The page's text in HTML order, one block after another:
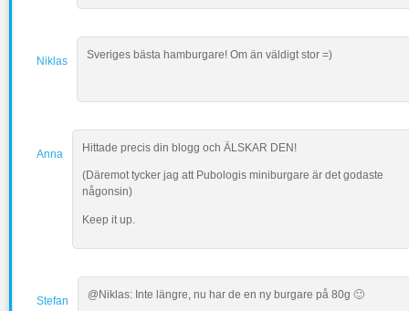
Niklas Sveriges bästa hamburgare! Om än väldigt stor =)
Anna Hittade precis din blogg och ÄLSKAR DEN!
(Däremot tycker jag att Pubologis miniburgare är det godaste
någonsin)
Keep it up.
Stefan @Niklas: Inte längre, nu har de en ny burgare på 80g 🙂